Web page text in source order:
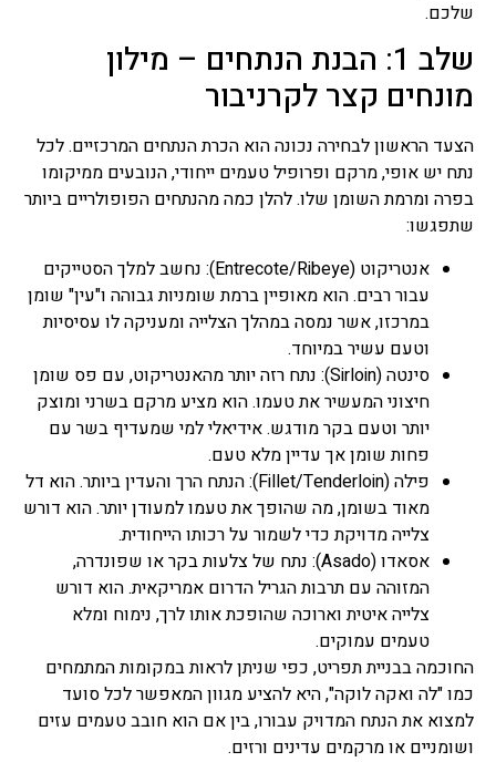
הסכום שאתם לווים הוא לא
הסכום שבסופו יוחזר לאחר
תקופה מסוימת, משכנתא
מחשבון שכזה מאפשר לכם
הצפויים, כמה בסופו של דבר
יהיה הסכום הכולל בגמר הליך
תשלומי המשכנתא, כל נושא
חישובי ריבית קרן, הצמדות
הרבה סרבול ואי הבנה בנושא
הליך התשלומים.
רובנו בעת הבעת עניין ברכישת
נכס מבצעים לקיחת משכנתא
בגובה מסוים מהסיבה בדרך
כלל שאין בידנו את כל הסכום
בעבור הנכס הרצוי, לעתים
בעוד אנו גרים בדירה שנרכשה
ויש עליה הלוואה אנו
מעוניינים לבצע שיפור בתנאי
המשכנתא מהסיבות של שינויי
תנאים בכלכלה והריביות או
שינוי במסלולי ההחזר, עצם
הבקשה לשינוי מסלול נקרא
בשם מחזור משכנתא ומטרתו
ריבית משכנתא
כאשר אנו עומדים לרכוש נכס
שלכם.
שלב 1: הבנת הנתחים – מילון
מונחים קצר לקרניבור
הצעד הראשון לבחירה נכונה הוא הכרת הנתחים המרכזיים. לכל
נתח יש אופי, מרקם ופרופיל טעמים ייחודי, הנובעים ממיקומו
בפרה ומרמת השומן שלו. להלן כמה מהנתחים הפופולריים ביותר
שתפגשו:
אנטריקוט (Entrecote/Ribeye): נחשב למלך הסטייקים
עבור רבים. הוא מאופיין ברמת שומניות גבוהה ו"עין" שומן
במרכזו, אשר נמסה במהלך הצלייה ומעניקה לו עסיסיות
וטעם עשיר במיוחד.
סינטה (Sirloin): נתח רזה יותר מהאנטריקוט, עם פס שומן
חיצוני המעשיר את טעמו. הוא מציע מרקם בשרני ומוצק
יותר וטעם בקר מודגש. אידיאלי למי שמעדיף בשר עם
פחות שומן אך עדיין מלא טעם.
פילה (Fillet/Tenderloin): הנתח הרך והעדין ביותר. הוא דל
מאוד בשומן, מה שהופך את טעמו למעודן יותר. הוא דורש
צלייה מדויקת כדי לשמור על רכותו הייחודית.
אסאדו (Asado): נתח של צלעות בקר או שפונדרה,
המזוהה עם תרבות הגריל הדרום אמריקאית. הוא דורש
צלייה איטית וארוכה שהופכת אותו לרך, נימוח ומלא
טעמים עמוקים.
החוכמה בבניית תפריט, כפי שניתן לראות במקומות המתמחים
כמו "לה ואקה לוקה", היא להציע מגוון המאפשר לכל סועד
למצוא את הנתח המדויק עבורו, בין אם הוא חובב טעמים עזים
ושומניים או מרקמים עדינים ורזים.